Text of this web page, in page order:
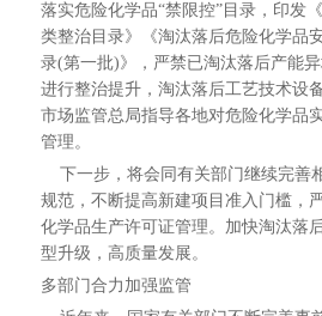
落实危险化学品“禁限控”目录，印发
类整治目录》《淘汰落后危险化学品
录(第一批)》，严禁已淘汰落后产能
进行整治提升，淘汰落后工艺技术设
市场监管总局指导各地对危险化学品
管理。
下一步，将会同有关部门继续完善
规范，不断提高新建项目准入门槛，
化学品生产许可证管理。加快淘汰落
型升级，高质量发展。
多部门合力加强监管